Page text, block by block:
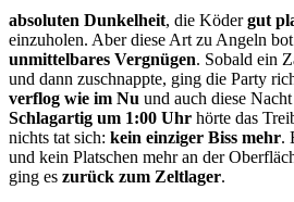
absoluten Dunkelheit, die Ködergut
einzuholen. Aber diese Art zu Angeln
unmittelbares Vergnügen. Sobald ein
und dann zuschnappte, ging die Party
verflog wie im Nu und auch diese
Schlagartig um 1:00 Uhr hörte das
nichts tat sich: kein einziger Biss mehr.
und kein Platschen mehr an der
ging es zurück zum Zeltlager.